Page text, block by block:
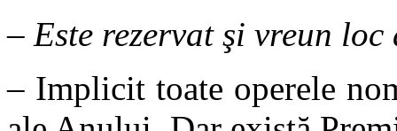
– Este rezervat şi vreun
– Implicit toate operele